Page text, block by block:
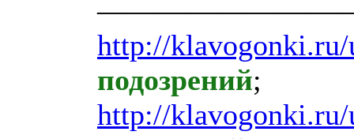
http://klavogonki.ru/
подозрений;
http://klavogonki.ru/